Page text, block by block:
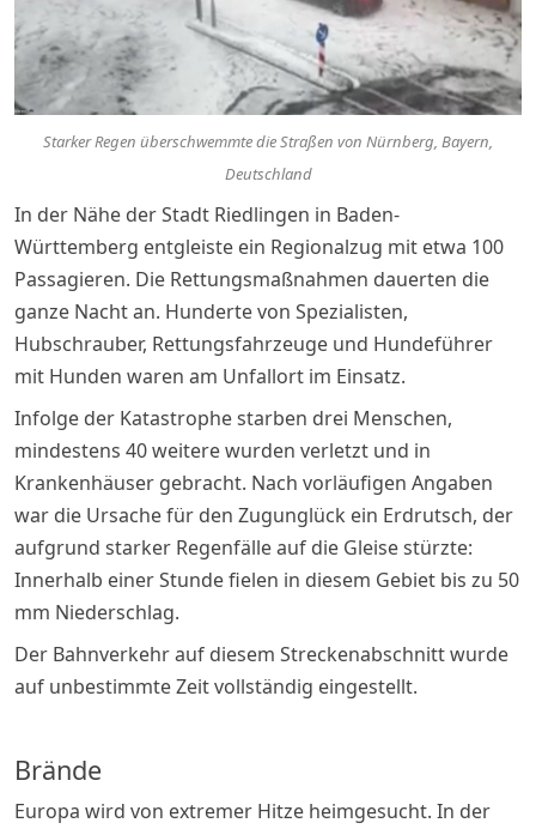
Starker Regen überschwemmte die Straßen von Nürnberg, Bayern,
Deutschland
In der Nähe der Stadt Riedlingen in Baden-
Württemberg entgleiste ein Regionalzug mit etwa 100
Passagieren. Die Rettungsmaßnahmen dauerten die
ganze Nacht an. Hunderte von Spezialisten,
Hubschrauber, Rettungsfahrzeuge und Hundeführer
mit Hunden waren am Unfallort im Einsatz.
Infolge der Katastrophe starben drei Menschen,
mindestens 40 weitere wurden verletzt und in
Krankenhäuser gebracht. Nach vorläufigen Angaben
war die Ursache für den Zugunglück ein Erdrutsch, der
aufgrund starker Regenfälle auf die Gleise stürzte:
Innerhalb einer Stunde fielen in diesem Gebiet bis zu 50
mm Niederschlag.
Der Bahnverkehr auf diesem Streckenabschnitt wurde
auf unbestimmte Zeit vollständig eingestellt.
Brände
Europa wird von extremer Hitze heimgesucht. In der